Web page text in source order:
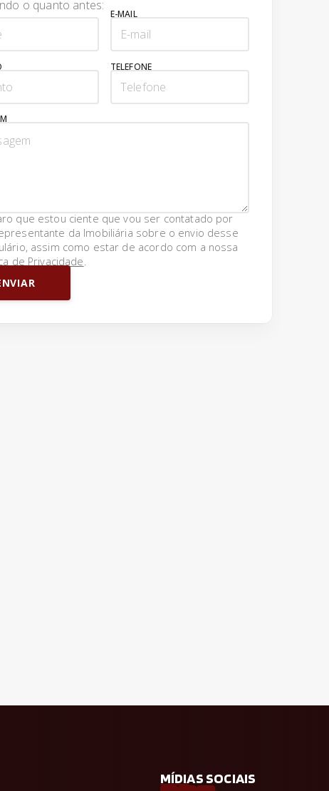
o quanto antes:
E-MAIL
TELEFONE
que estou ciente que vou ser contatado por
da Imobiliária sobre o envio desse
assim como estar de acordo com a nossa
de Privacidade
MÍDIAS SOCIAIS